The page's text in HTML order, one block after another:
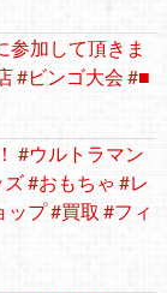
参加して頂きま
#ビンゴ大会 #■
#ウルトラマン
#おもちゃ #レ
プ #買取 #フィ